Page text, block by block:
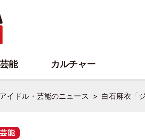
アイドル・芸能のニュース 白石麻衣「
能
能 カルチャー